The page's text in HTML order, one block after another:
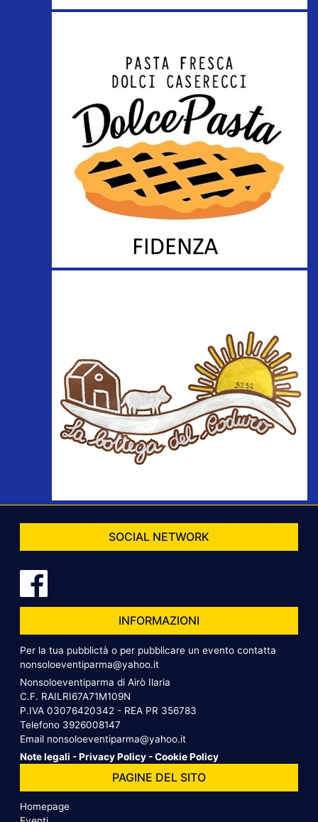
SOCIAL NETWORK
INFORMAZIONI
Per la tua pubblictà o per pubblicare un evento contatta
nonsoloeventiparma@yahoo.it
Nonsoloeventiparma di Airò Ilaria
C.F. RAILRI67A71M109N
P.IVA 03076420342 - REA PR 356783
Telefono 3926008147
Email nonsoloeventiparma@yahoo.it
Note legali -Privacy Policy -Cookie Policy
PAGINE DEL SITO
Homepage